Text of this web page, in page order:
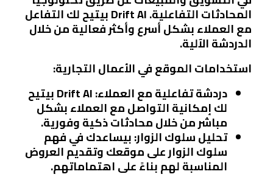
المحادثات التفاعلية. Drift AI بيتيح لك التفاعل
مع العملاء بشكل أسرع وأكثر فعالية من خلال
الدردشة الآلية.
استخدامات الموقع في الأعمال التجارية:
دردشة تفاعلية مع العملاء:
Drift AI بيتيح
لك إمكانية التواصل مع العملاء بشكل
مباشر من خلال محادثات ذكية وفورية.
تحليل سلوك الزوار:بيساعدك في فهم
سلوك الزوار على موقعك وتقديم العروض
المناسبة لهم بناءً على اهتماماتهم.